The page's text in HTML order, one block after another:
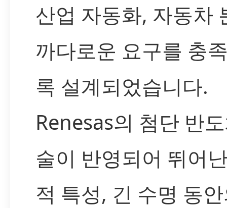
산업 자동화, 자동차
까다로운 요구를 충
록 설계되었습니다.
Renesas의 첨단 반
술이 반영되어 뛰어
적 특성, 긴 수명 동